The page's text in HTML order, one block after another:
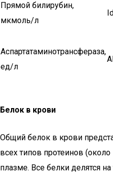
Прямой билирубин,
мкмоль/л
Аспартатаминотрансфераза,
ед/л
Белок в крови
Общий белок в крови
всех типов протеинов
плазме. Все белки делятся